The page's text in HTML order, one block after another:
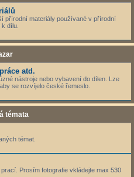
přírodní materiály používané v přírodní
dílu.
atd.
nástroje nebo vybavení do dílen. Lze
se rozvíjelo české řemeslo.
témata
témat.
Prosím fotografie vkládejte max 530